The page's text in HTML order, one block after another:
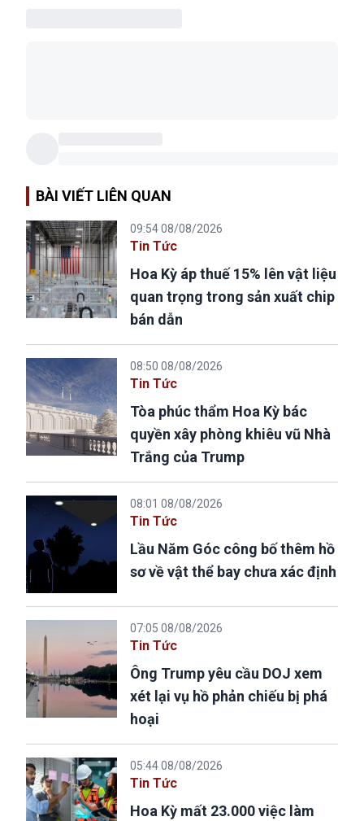
BÀI VIẾT LIÊN QUAN
09:54 08/08/2026
Tin Tức
Hoa Kỳ áp thuế 15% lên vật liệu
quan trọng trong sản xuất chip
bán dẫn
08:50 08/08/2026
Tin Tức
Tòa phúc thẩm Hoa Kỳ bác
quyền xây phòng khiêu vũ Nhà
Trắng của Trump
08:01 08/08/2026
Tin Tức
Lầu Năm Góc công bố thêm hồ
sơ về vật thể bay chưa xác định
07:05 08/08/2026
Tin Tức
Ông Trump yêu cầu DOJ xem
xét lại vụ hồ phản chiếu bị phá
hoại
05:44 08/08/2026
Tin Tức
Hoa Kỳ mất 23.000 việc làm